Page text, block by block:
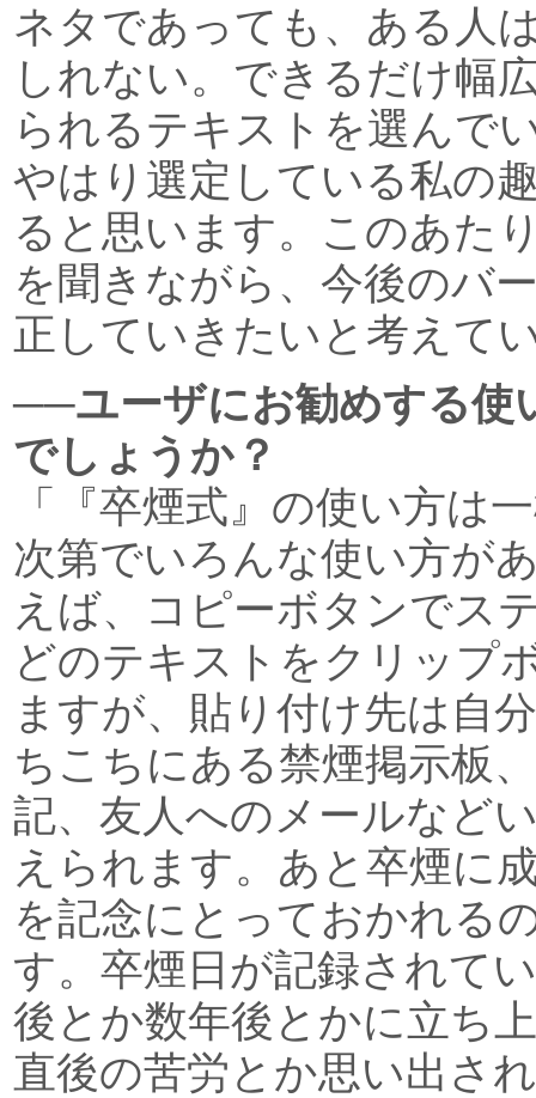
ネタであっても、ある人
しれない。できるだけ幅
られるテキストを選んで
やはり選定している私の
ると思います。このあた
を聞きながら、今後のバ
正していきたいと考えて
──ユーザにお勧めする使
でしょうか？
「『卒煙式』の使い方は
次第でいろんな使い方が
えば、コピーボタンでス
どのテキストをクリップ
ますが、貼り付け先は自
ちこちにある禁煙掲示板
記、友人へのメールなど
えられます。あと卒煙に
を記念にとっておかれる
す。卒煙日が記録されて
後とか数年後とかに立ち
直後の苦労とか思い出さ